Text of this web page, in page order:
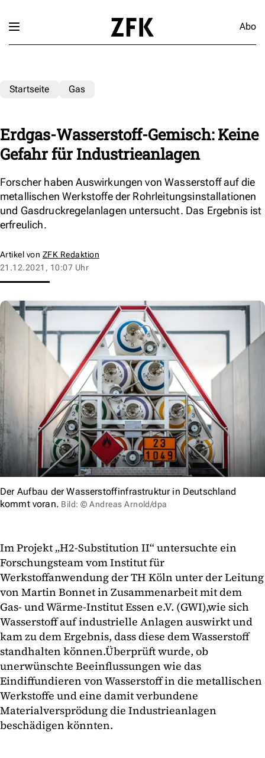
Abo
Startseite Gas
Erdgas-Wasserstoff-Gemisch: Keine
Gefahr für Industrieanlagen
Forscher haben Auswirkungen von Wasserstoff auf die
metallischen Werkstoffe der Rohrleitungsinstallationen
und Gasdruckregelanlagen untersucht. Das Ergebnis ist
erfreulich.
Artikel von ZFK Redaktion
21.12.2021, 10:07 Uhr
Der Aufbau der Wasserstoffinfrastruktur in Deutschland
kommt voran. Bild: © Andreas Arnold/dpa
Im Projekt „H2-Substitution II“ untersuchte ein
Forschungsteam vom Institut für
Werkstoffanwendung der TH Köln unter der Leitung
von Martin Bonnet in Zusammenarbeit mit dem
Gas- und Wärme-Institut Essen e.V. (GWI),wie sich
Wasserstoff auf industrielle Anlagen auswirkt und
kam zu dem Ergebnis, dass diese dem Wasserstoff
standhalten können.Überprüft wurde, ob
unerwünschte Beeinflussungen wie das
Eindiffundieren von Wasserstoff in die metallischen
Werkstoffe und eine damit verbundene
Materialversprödung die Industrieanlagen
beschädigen könnten.